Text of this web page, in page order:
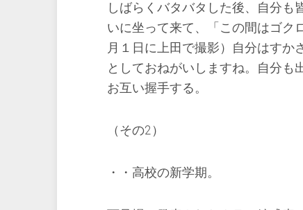
しばらくバタバタした後、自分も
いに坐って来て、「この間はゴク
月１日に上田で撮影）自分はすか
としておねがいしますね。自分も
お互い握手する。
（その2）
・・高校の新学期。